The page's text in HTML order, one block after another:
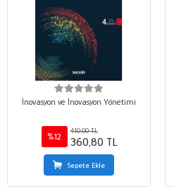
İnovasyon ve İnovasyon Yönetimi
%12
410,00 TL
360,80 TL
Sepete Ekle